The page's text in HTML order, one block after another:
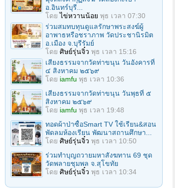
อ.อินทร์บุรี...
โดยไข่หวานน้อย พุธ เวลา 07:30
ร่วมสมทบทุนดูแลรักษาพระสงฆ์ผู้
อาพาธหรือชราภาพ วัดประชานิรมิต
อ.เมือง จ.บุรีรัมย์
โดย ศิษย์รุ่นจิ๋ว พุธ เวลา 15:16
เสียงธรรมจากวัดท่าขนุน วันอังคารที่
๔ สิงหาคม ๒๕๖๙
โดย iamfu พุธ เวลา 10:36
เสียงธรรมจากวัดท่าขนุน วันพุธที่ ๕
สิงหาคม ๒๕๖๙
โดย iamfu พุธ เวลา 19:48
ทอดผ้าป่าซื้อSmart TV ใช้เรียน&สอน
พัดลมห้องเรียน พัฒนาสถานศึกษา...
โดย ศิษย์รุ่นจิ๋ว พุธ เวลา 10:50
ร่วมทําบุญถวายมหาสังฆทาน 69 ชุด
วัดพลายชุมพล จ.สุโขทัย
โดย ศิษย์รุ่นจิ๋ว พุธ เวลา 10:34